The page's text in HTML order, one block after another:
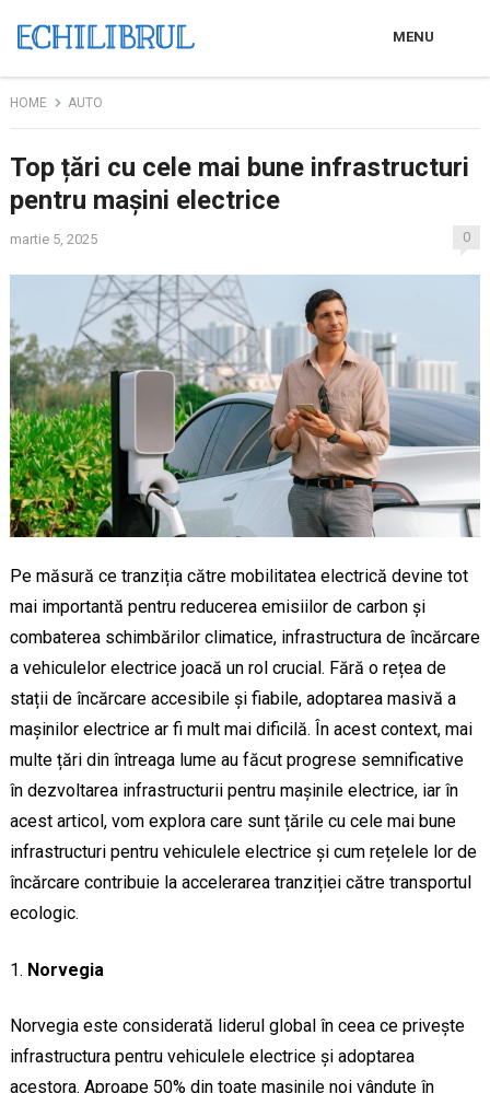
MENU
HOME AUTO
Top țări cu cele mai bune infrastructuri
pentru mașini electrice
martie 5, 2025 0
Pe măsură ce tranziția către mobilitatea electrică devine tot
mai importantă pentru reducerea emisiilor de carbon și
combaterea schimbărilor climatice, infrastructura de încărcare
a vehiculelor electrice joacă un rol crucial. Fără o rețea de
stații de încărcare accesibile și fiabile, adoptarea masivă a
mașinilor electrice ar fi mult mai dificilă. În acest context, mai
multe țări din întreaga lume au făcut progrese semnificative
în dezvoltarea infrastructurii pentru mașinile electrice, iar în
acest articol, vom explora care sunt țările cu cele mai bune
infrastructuri pentru vehiculele electrice și cum rețelele lor de
încărcare contribuie la accelerarea tranziției către transportul
ecologic.
Norvegia
Norvegia este considerată liderul global în ceea ce privește
infrastructura pentru vehiculele electrice și adoptarea
acestora. Aproape 50% din toate mașinile noi vândute în